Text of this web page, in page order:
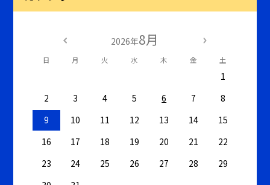
2026年8月
日 月 火 水 木 金 土
1
2
3 4 5 6 7
8
9
10 11 12 13 14
15
16
17 18 19 20 21
22
23
24 25 26 27 28
29